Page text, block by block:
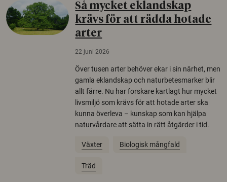
Så mycket eklandskap
krävs för att rädda hotade
arter
22 juni 2026
Över tusen arter behöver ekar i sin närhet, men
gamla eklandskap och naturbetesmarker blir
allt färre. Nu har forskare kartlagt hur mycket
livsmiljö som krävs för att hotade arter ska
kunna överleva – kunskap som kan hjälpa
naturvårdare att sätta in rätt åtgärder i tid.
Växter Biologisk mångfald
Träd